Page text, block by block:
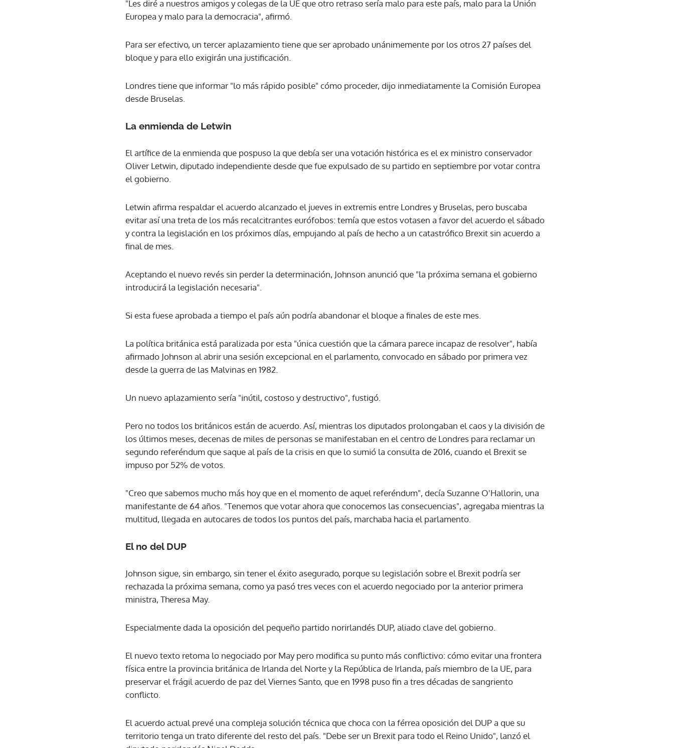
"Les diré a nuestros amigos y colegas de la UE que otro retraso sería malo para este país, malo para la Unión
Europea y malo para la democracia", afirmó.
Para ser efectivo, un tercer aplazamiento tiene que ser aprobado unánimemente por los otros 27 países del
bloque y para ello exigirán una justificación.
Londres tiene que informar "lo más rápido posible" cómo proceder, dijo inmediatamente la Comisión Europea
desde Bruselas.
La enmienda de Letwin
El artífice de la enmienda que pospuso la que debía ser una votación histórica es el ex ministro conservador
Oliver Letwin, diputado independiente desde que fue expulsado de su partido en septiembre por votar contra
el gobierno.
Letwin afirma respaldar el acuerdo alcanzado el jueves in extremis entre Londres y Bruselas, pero buscaba
evitar así una treta de los más recalcitrantes eurófobos: temía que estos votasen a favor del acuerdo el sábado
y contra la legislación en los próximos días, empujando al país de hecho a un catastrófico Brexit sin acuerdo a
final de mes.
Aceptando el nuevo revés sin perder la determinación, Johnson anunció que "la próxima semana el gobierno
introducirá la legislación necesaria".
Si esta fuese aprobada a tiempo el país aún podría abandonar el bloque a finales de este mes.
La política británica está paralizada por esta "única cuestión que la cámara parece incapaz de resolver", había
afirmado Johnson al abrir una sesión excepcional en el parlamento, convocado en sábado por primera vez
desde la guerra de las Malvinas en 1982.
Un nuevo aplazamiento sería "inútil, costoso y destructivo", fustigó.
Pero no todos los británicos están de acuerdo. Así, mientras los diputados prolongaban el caos y la división de
los últimos meses, decenas de miles de personas se manifestaban en el centro de Londres para reclamar un
segundo referéndum que saque al país de la crisis en que lo sumió la consulta de 2016, cuando el Brexit se
impuso por 52% de votos.
"Creo que sabemos mucho más hoy que en el momento de aquel referéndum", decía Suzanne O'Hallorin, una
manifestante de 64 años. "Tenemos que votar ahora que conocemos las consecuencias", agregaba mientras la
multitud, llegada en autocares de todos los puntos del país, marchaba hacia el parlamento.
El no del DUP
Johnson sigue, sin embargo, sin tener el éxito asegurado, porque su legislación sobre el Brexit podría ser
rechazada la próxima semana, como ya pasó tres veces con el acuerdo negociado por la anterior primera
ministra, Theresa May.
Especialmente dada la oposición del pequeño partido norirlandés DUP, aliado clave del gobierno.
El nuevo texto retoma lo negociado por May pero modifica su punto más conflictivo: cómo evitar una frontera
física entre la provincia británica de Irlanda del Norte y la República de Irlanda, país miembro de la UE, para
preservar el frágil acuerdo de paz del Viernes Santo, que en 1998 puso fin a tres décadas de sangriento
conflicto.
El acuerdo actual prevé una compleja solución técnica que choca con la férrea oposición del DUP a que su
territorio tenga un trato diferente del resto del país. "Debe ser un Brexit para todo el Reino Unido", lanzó el